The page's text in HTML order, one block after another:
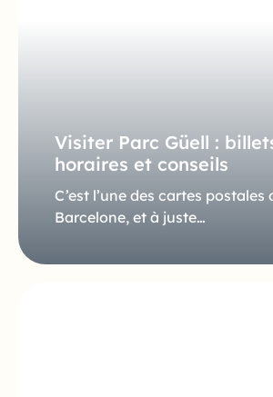
Visiter Parc Güell :
horaires et conseils
C’est l’une des cartes postales
Barcelone, et à juste…